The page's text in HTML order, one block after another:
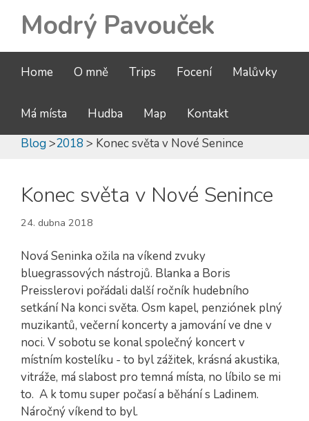
Modrý Pavouček
Home O mně Trips Focení Malůvky
Má místa Hudba Map
Kontakt
Blog >2018 > Konec světa v Nové Senince
Konec světa v Nové Senince
24. dubna 2018
Nová Seninka ožila na víkend zvuky
bluegrassových nástrojů. Blanka a Boris
Preisslerovi pořádali další ročník hudebního
setkání Na konci světa. Osm kapel, penziónek plný
muzikantů, večerní koncerty a jamování ve dne v
noci. V sobotu se konal společný koncert v
místním kostelíku - to byl zážitek, krásná akustika,
vitráže, má slabost pro temná místa, no líbilo se mi
to. A k tomu super počasí a běhání s Ladinem.
Náročný víkend to byl.